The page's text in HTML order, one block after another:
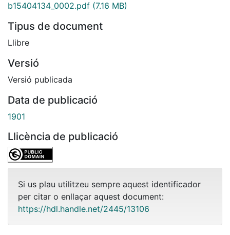
b15404134_0002.pdf (7.16 MB)
Tipus de document
Llibre
Versió
Versió publicada
Data de publicació
1901
Llicència de publicació
Si us plau utilitzeu sempre aquest identificador
per citar o enllaçar aquest document:
https://hdl.handle.net/2445/13106